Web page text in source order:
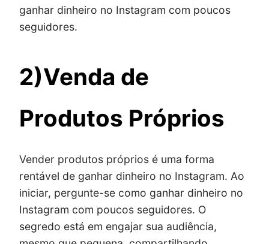
ganhar dinheiro no Instagram com poucos
seguidores.
2)Venda de
Produtos Próprios
Vender produtos próprios é uma forma
rentável de ganhar dinheiro no Instagram. Ao
iniciar, pergunte-se como ganhar dinheiro no
Instagram com poucos seguidores. O
segredo está em engajar sua audiência,